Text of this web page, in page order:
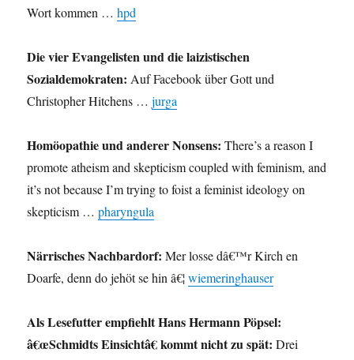
Wort kommen …hpd
Die vier Evangelisten und die laizistischen
Sozialdemokraten: Auf Facebook über Gott und
Christopher Hitchens …jurga
Homöopathie und anderer Nonsens: There’s a reason I
promote atheism and skepticism coupled with feminism, and
it’s not because I’m trying to foist a feminist ideology on
skepticism …pharyngula
Närrisches Nachbardorf: Mer losse dâ€™r Kirch en
Doarfe, denn do jehöt se hin â€¦wiemeringhauser
Als Lesefutter empfiehlt Hans Hermann Pöpsel:
â€œSchmidts Einsichtâ€ kommt nicht zu spät: Drei